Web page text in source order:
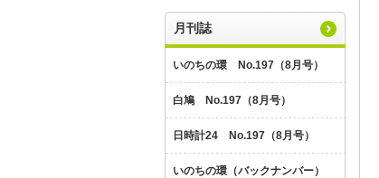
月刊誌
いのちの環 No.197（8月号）
白鳩 No.197（8月号）
日時計24 No.197（8月号）
いのちの環（バックナンバー）